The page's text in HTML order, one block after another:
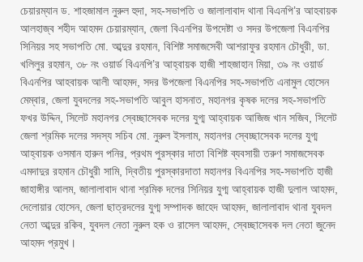
চেয়ারম্যান ড. শাহজামাল নুরুল হুদা, সহ-সভাপতি ও জালালাবাদ থানা বিএনপি’র আহবায়ক
আলহাজ্ব শহীদ আহমদ চেয়ারম্যান, জেলা বিএনপির উপদেষ্টা ও সদর উপজেলা বিএনপির
সিনিয়র সহ সভাপতি মো. আব্দুর রহমান, বিশিষ্ট সমাজসেবী আশরাফুর রহমান চৌধুরী, ডা.
খলিলুর রহমান, ৩৮ নং ওয়ার্ড বিএনপি’র আহ্বায়ক হাজী শাহজাহান মিয়া, ৩৯ নং ওয়ার্ড
বিএনপির আহবায়ক আলী আহমদ, সদর উপজেলা বিএনপির সহ-সভাপতি এনামুল হোসেন
মেম্বার, জেলা যুবদলের সহ-সভাপতি আবুল হাসনাত, মহানগর কৃষক দলের সহ-সভাপতি
ফখর উদ্দিন, সিলেট মহানগর স্বেচ্ছাসেবক দলের যুগ্ম আহ্বায়ক আজিজ খান সজিব, সিলেট
জেলা শ্রমিক দলের সদস্য সচিব মো. নুরুল ইসলাম, মহানগর স্বেচ্ছাসেবক দলের যুগ্ম
আহ্বায়ক ওসমান হারুন পনির, প্রথম পুরস্কার দাতা বিশিষ্ট ব্যবসায়ী তরুণ সমাজসেবক
এমদাদুর রহমান চৌধুরী সামি, দ্বিতীয় পুরস্কারদাতা মহানগর বিএনপির সহ-সভাপতি হাজী
জাহাঙ্গীর আলম, জালালাবাদ থানা শ্রমিক দলের সিনিয়র যুগ্ম আহ্বায়ক হাজী দুলাল আহমদ,
দেলোয়ার হোসেন, জেলা ছাত্রদলের যুগ্ম সম্পাদক জাহেদ আহমদ, জালালাবাদ থানা যুবদল
নেতা আব্দুর রকিব, যুবদল নেতা নুরুল হক ও রাসেল আহমদ, স্বেচ্ছাসেবক দল নেতা জুনেদ
আহমদ প্রমুখ।